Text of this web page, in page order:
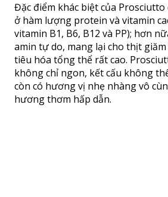
Đặc điểm khác biệt của Prosciutto
ở hàm lượng protein và vitamin
vitamin B1, B6, B12 và PP); hơn
amin tự do, mang lại cho thịt
tiêu hóa tổng thể rất cao.
không chỉ ngon, kết cấu không
còn có hương vị nhẹ nhàng vô
hương thơm hấp dẫn.